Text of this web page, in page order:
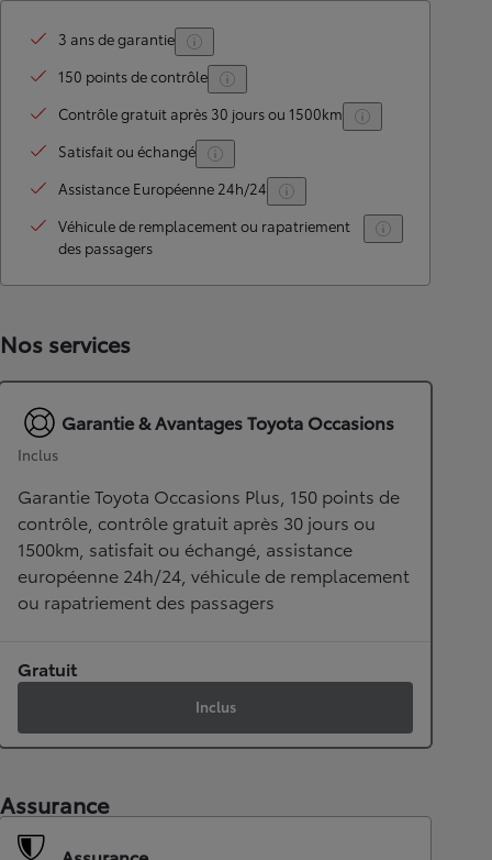
3 ans de garantie
150 points de contrôle
Contrôle gratuit après 30 jours ou 1500km
Satisfait ou échangé
Assistance Européenne 24h/24
Véhicule de remplacement ou rapatriement
des passagers
Nos services
Garantie & Avantages Toyota Occasions
Inclus
Garantie Toyota Occasions Plus, 150 points de
contrôle, contrôle gratuit après 30 jours ou
1500km, satisfait ou échangé, assistance
européenne 24h/24, véhicule de remplacement
ou rapatriement des passagers
Gratuit
Inclus
Assurance